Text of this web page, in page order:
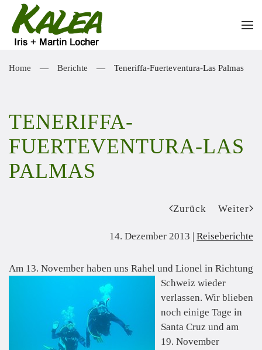
Zum Hauptinhalt springen
Home Berichte Teneriffa-Fuerteventura-Las Palmas
TENERIFFA-
FUERTEVENTURA-LAS
PALMAS
Zurück Weiter
14. Dezember 2013 | Reiseberichte
Am 13. November haben uns Rahel und Lionel in Richtung
Schweiz wieder
verlassen. Wir blieben
noch einige Tage in
Santa Cruz und am
19. November